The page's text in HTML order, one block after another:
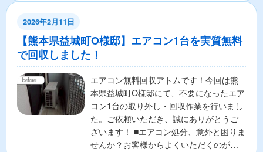
2026年2月11日
【熊本県益城町O様邸】エアコン1台を実質無料
で回収しました！
エアコン無料回収アトムです！今回は熊
本県益城町O様邸にて、不要になったエア
コン1台の取り外し・回収作業を行いまし
た。ご依頼いただき、誠にありがとうご
ざいます！ ■エアコン処分、意外と困りま
せんか？お客様からよくいただくのが、